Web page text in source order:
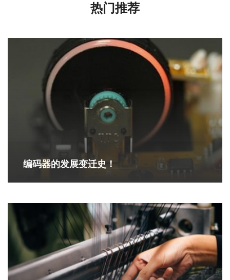
热门推荐
编码器的发展变迁史！